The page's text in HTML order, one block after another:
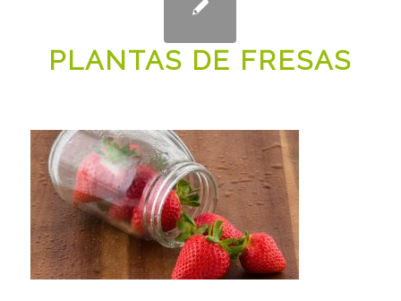
PLANTAS DE FRESAS